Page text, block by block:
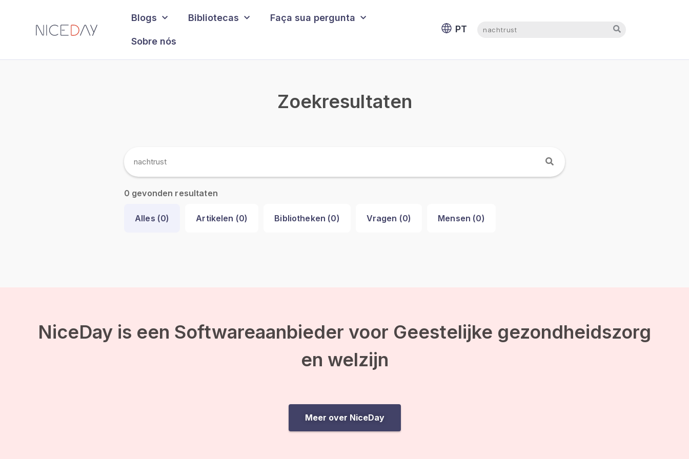
Blogs Bibliotecas Faça sua pergunta
Sobre nós
PT
EN
Zoekresultaten
0 gevonden resultaten
Alles (0) Artikelen (0) Bibliotheken (0) Vragen (0) Mensen (0)
NiceDay is een Softwareaanbieder voor Geestelijke gezondheidszorg
en welzijn
Meer over NiceDay